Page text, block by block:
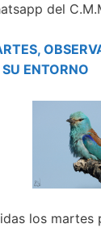
del
SU ENTORNO
los